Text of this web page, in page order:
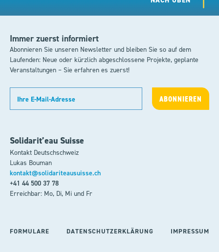
Solidarit’eau Suisse
Kontakt Deutschschweiz
Lukas Bouman
Erreichbar: Mo, Di, Mi und Fr
+41 44 500 37 78
kontakt@solidariteausuisse.ch
Immer zuerst informiert
Abonnieren Sie unseren Newsletter und bleiben Sie so auf dem
Laufenden: Neue oder kürzlich abgeschlossene Projekte, geplante
Veranstaltungen – Sie erfahren es zuerst!
FORMULARE DATENSCHUTZERKLÄRUNG IMPRESSUM